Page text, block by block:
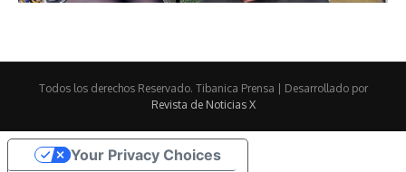
Todos los derechos Reservado. Tibanica Prensa | Desarrollado por
Revista de Noticias X
Your Privacy Choices